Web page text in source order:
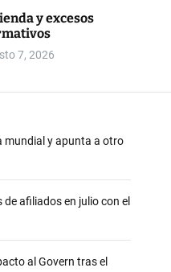
ff
l
t
c
c
o
y excesos
7, 2026
mundial y apunta a otro
afiliados en julio con el
al Govern tras el